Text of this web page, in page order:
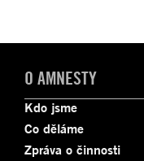
O AMNESTY
Kdo jsme
Co děláme
Zpráva o činnosti